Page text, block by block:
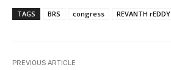
TAGS BRS congress REVANTH rEDDY
PREVIOUS ARTICLE